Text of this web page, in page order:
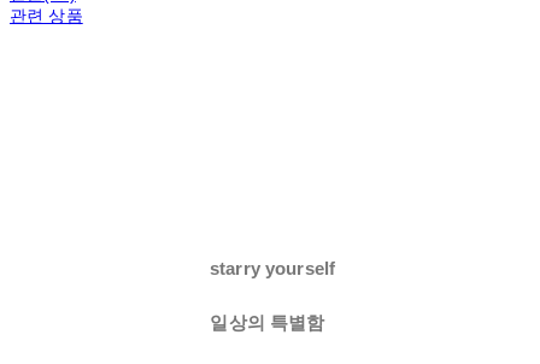
관련 상품
starry yourself
일상의 특별함